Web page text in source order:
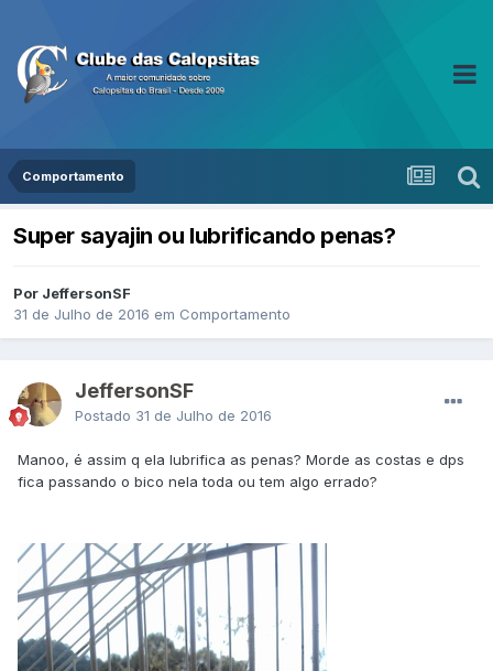
Comportamento
Super sayajin ou lubrificando penas?
Por JeffersonSF
31 de Julho de 2016 em Comportamento
JeffersonSF
Postado 31 de Julho de 2016
Manoo, é assim q ela lubrifica as penas? Morde as costas e dps
fica passando o bico nela toda ou tem algo errado?